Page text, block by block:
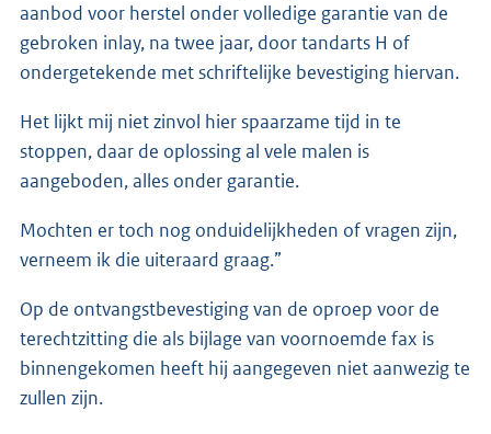
aanbod voor herstel onder volledige garantie van de
gebroken inlay, na twee jaar, door tandarts H of
ondergetekende met schriftelijke bevestiging hiervan.
Het lijkt mij niet zinvol hier spaarzame tijd in te
stoppen, daar de oplossing al vele malen is
aangeboden, alles onder garantie.
Mochten er toch nog onduidelijkheden of vragen zijn,
verneem ik die uiteraard graag.”
Op de ontvangstbevestiging van de oproep voor de
terechtzitting die als bijlage van voornoemde fax is
binnengekomen heeft hij aangegeven niet aanwezig te
zullen zijn.